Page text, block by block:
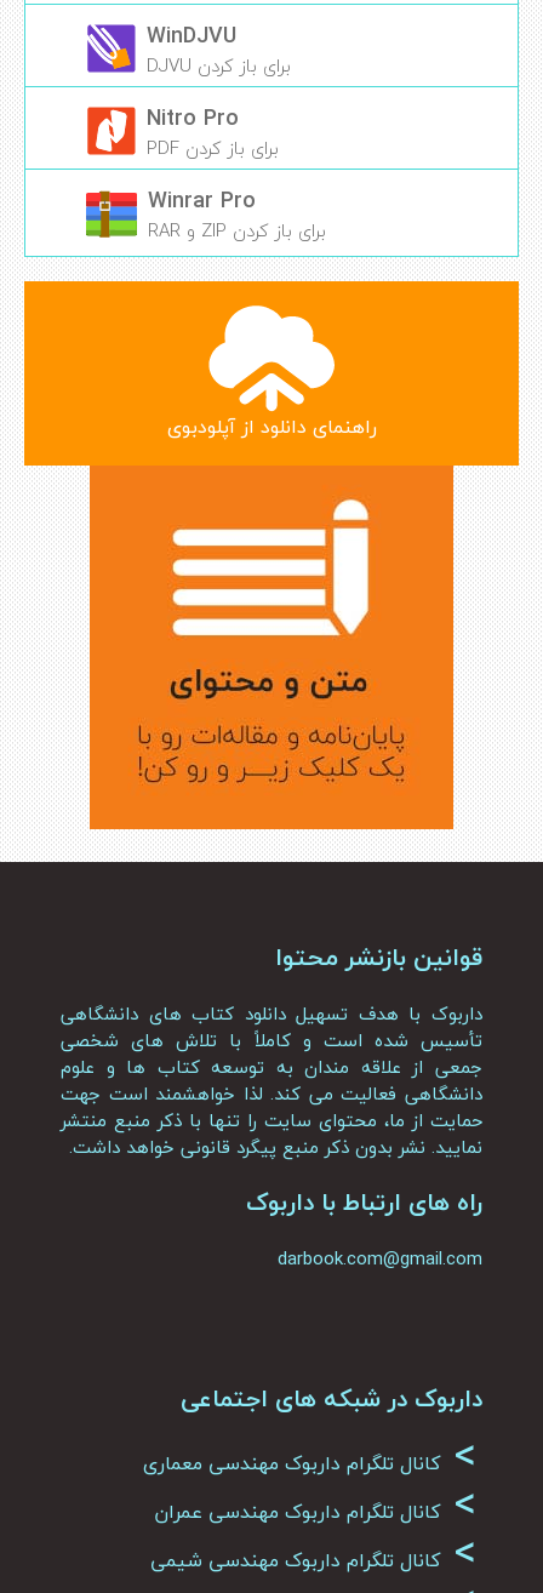
WinDJVU
برای باز کردن DJVU
Nitro Pro
برای باز کردن PDF
Winrar Pro
برای باز کردن ZIP و RAR
راهنمای دانلود از آپلودبوی
قوانین بازنشر محتوا
داربوک با هدف تسهیل دانلود کتاب های دانشگاهی
تأسیس شده است و کاملاً با تلاش های شخصی
جمعی از علاقه مندان به توسعه کتاب ها و علوم
دانشگاهی فعالیت می کند. لذا خواهشمند است جهت
حمایت از ما، محتوای سایت را تنها با ذکر منبع منتشر
نمایید. نشر بدون ذکر منبع پیگرد قانونی خواهد داشت.
راه های ارتباط با داربوک
darbook.com@gmail.com
داربوک در شبکه های اجتماعی
> کانال تلگرام داربوک مهندسی معماری
> کانال تلگرام داربوک مهندسی عمران
> کانال تلگرام داربوک مهندسی شیمی